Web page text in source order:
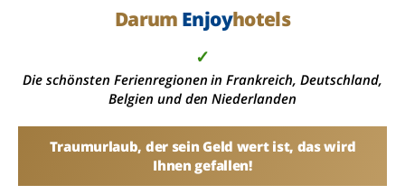
Darum Enjoyhotels
✓
Die schönsten Ferienregionen in Frankreich, Deutschland,
Belgien und den Niederlanden
Traumurlaub, der sein Geld wert ist, das wird
Ihnen gefallen!